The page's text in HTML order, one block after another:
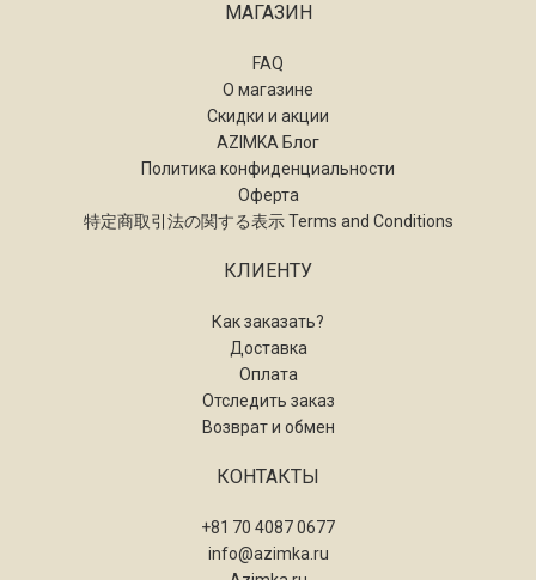
МАГАЗИН
FAQ
О магазине
Скидки и акции
AZIMKA Блог
Политика конфиденциальности
Оферта
特定商取引法の関する表示 Terms and Conditions
КЛИЕНТУ
Как заказать?
Доставка
Оплата
Отследить заказ
Возврат и обмен
КОНТАКТЫ
+81 70 4087 0677
info@azimka.ru